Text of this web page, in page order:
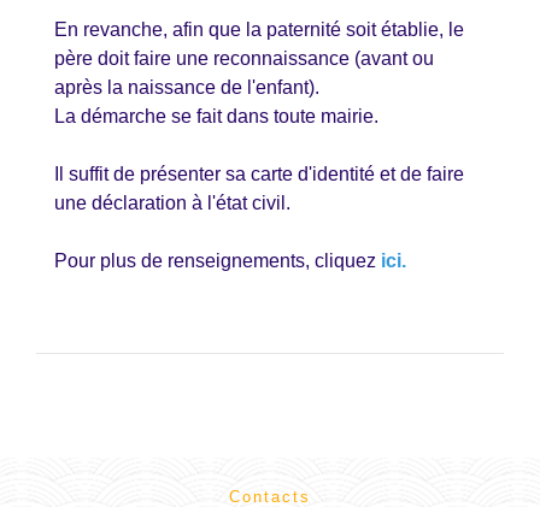
En revanche, afin que la paternité soit établie, le
père doit faire une reconnaissance (avant ou
après la naissance de l'enfant).
La démarche se fait dans toute mairie.
Il suffit de présenter sa carte d'identité et de faire
une déclaration à l'état civil.
Pour plus de renseignements, cliquez ici.
Contacts